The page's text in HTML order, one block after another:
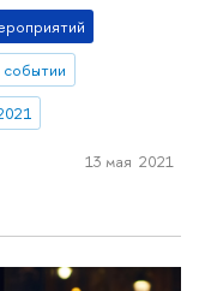
13 мая 2021